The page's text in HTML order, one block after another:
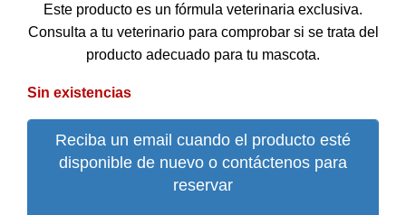
Este producto es un fórmula veterinaria exclusiva.
Consulta a tu veterinario para comprobar si se trata del
producto adecuado para tu mascota.
Sin existencias
Reciba un email cuando el producto esté
disponible de nuevo o contáctenos para
reservar